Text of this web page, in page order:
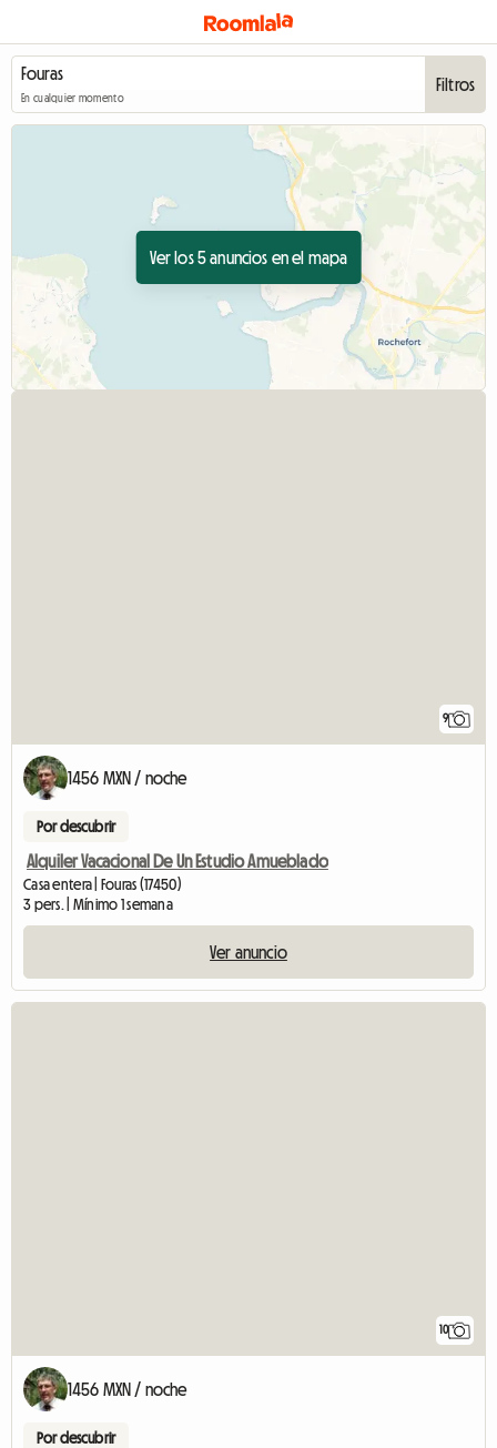
En cualquier momento
Filtros
Ver los 5 anuncios en el mapa
9
1456 MXN / noche
Por descubrir
Alquiler Vacacional De Un Estudio Amueblado
Casa entera | Fouras (17450)
3 pers. | Mínimo 1 semana
Ver anuncio
10
1456 MXN / noche
Por descubrir